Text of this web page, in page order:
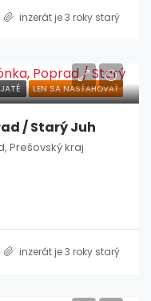
inzerát je 3 roky starý
LEN SA NASŤAHOVAŤ
/ Starý Juh
Prešovský kraj
inzerát je 3 roky starý